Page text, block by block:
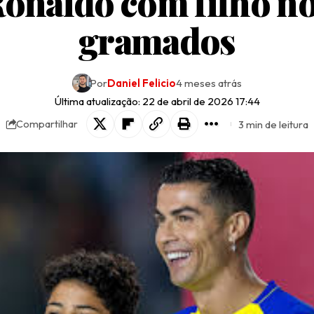
gramados
Última atualização: 22 de abril de 2026 17:44
PorDaniel Felicio4 meses atrás
Compartilhar 3 min de leitura